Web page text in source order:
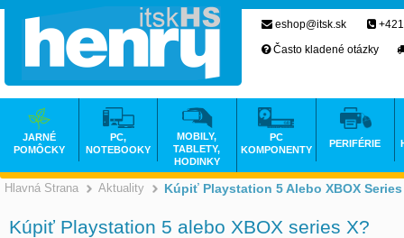
Hlavná Strana Aktuality Kúpiť Playstation 5 Alebo XBOX Series
Kúpiť Playstation 5 alebo XBOX series X?
eshop@itsk.sk
Často kladené otázky
JARNÉ
POMÔCKY
PC,
NOTEBOOKY
MOBILY,
TABLETY,
HODINKY
PC
KOMPONENTY
PERIFÉRIE